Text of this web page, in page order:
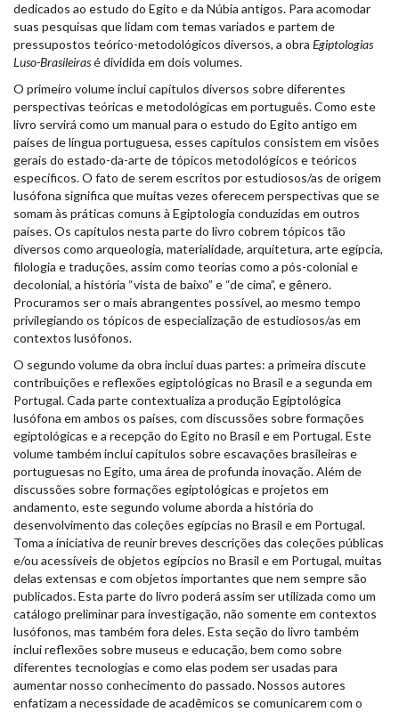
dedicados ao estudo do Egito e da Núbia antigos. Para acomodar
suas pesquisas que lidam com temas variados e partem de
pressupostos teórico-metodológicos diversos, a obra Egiptologias
Luso-Brasileirasé dividida em dois volumes.
O primeiro volume inclui capítulos diversos sobre diferentes
perspectivas teóricas e metodológicas em português. Como este
livro servirá como um manual para o estudo do Egito antigo em
países de língua portuguesa, esses capítulos consistem em visões
gerais do estado-da-arte de tópicos metodológicos e teóricos
específicos. O fato de serem escritos por estudiosos/as de origem
lusófona significa que muitas vezes oferecem perspectivas que se
somam às práticas comuns à Egiptologia conduzidas em outros
países. Os capítulos nesta parte do livro cobrem tópicos tão
diversos como arqueologia, materialidade, arquitetura, arte egípcia,
filologia e traduções, assim como teorias como a pós-colonial e
decolonial, a história “vista de baixo” e “de cima”, e gênero.
Procuramos ser o mais abrangentes possível, ao mesmo tempo
privilegiando os tópicos de especialização de estudiosos/as em
contextos lusófonos.
O segundo volume da obra inclui duas partes: a primeira discute
contribuições e reflexões egiptológicas no Brasil e a segunda em
Portugal. Cada parte contextualiza a produção Egiptológica
lusófona em ambos os países, com discussões sobre formações
egiptológicas e a recepção do Egito no Brasil e em Portugal. Este
volume também inclui capítulos sobre escavações brasileiras e
portuguesas no Egito, uma área de profunda inovação. Além de
discussões sobre formações egiptológicas e projetos em
andamento, este segundo volume aborda a história do
desenvolvimento das coleções egípcias no Brasil e em Portugal.
Toma a iniciativa de reunir breves descrições das coleções públicas
e/ou acessíveis de objetos egípcios no Brasil e em Portugal, muitas
delas extensas e com objetos importantes que nem sempre são
publicados. Esta parte do livro poderá assim ser utilizada como um
catálogo preliminar para investigação, não somente em contextos
lusófonos, mas também fora deles. Esta seção do livro também
inclui reflexões sobre museus e educação, bem como sobre
diferentes tecnologias e como elas podem ser usadas para
aumentar nosso conhecimento do passado. Nossos autores
enfatizam a necessidade de acadêmicos se comunicarem com o